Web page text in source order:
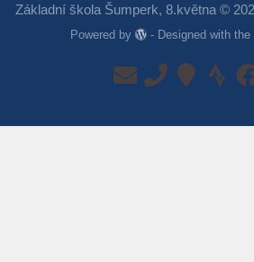
Základní škola Šumperk, 8.května ©
Powered by - Designed with the